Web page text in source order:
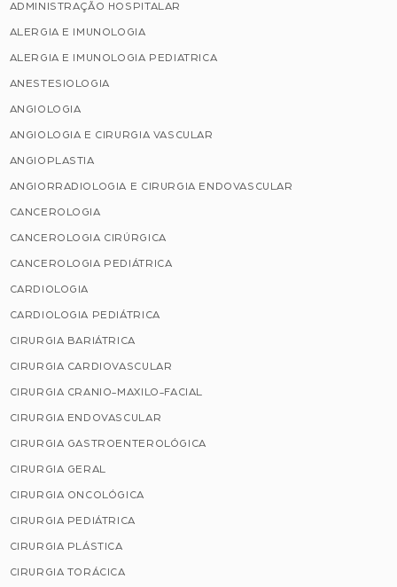
ADMINISTRAÇÃO HOSPITALAR
ALERGIA E IMUNOLOGIA
ALERGIA E IMUNOLOGIA PEDIATRICA
ANESTESIOLOGIA
ANGIOLOGIA
ANGIOLOGIA E CIRURGIA VASCULAR
ANGIOPLASTIA
ANGIORRADIOLOGIA E CIRURGIA ENDOVASCULAR
CANCEROLOGIA
CANCEROLOGIA CIRÚRGICA
CANCEROLOGIA PEDIÁTRICA
CARDIOLOGIA
CARDIOLOGIA PEDIÁTRICA
CIRURGIA BARIÁTRICA
CIRURGIA CARDIOVASCULAR
CIRURGIA CRANIO-MAXILO-FACIAL
CIRURGIA ENDOVASCULAR
CIRURGIA GASTROENTEROLÓGICA
CIRURGIA GERAL
CIRURGIA ONCOLÓGICA
CIRURGIA PEDIÁTRICA
CIRURGIA PLÁSTICA
CIRURGIA TORÁCICA